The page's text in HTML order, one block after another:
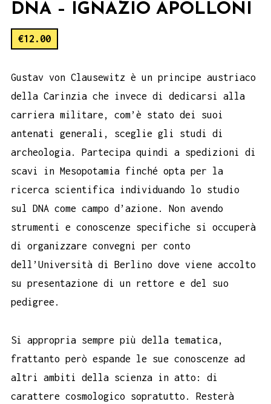
DNA – IGNAZIO APOLLONI
€12.00
Gustav von Clausewitz è un principe austriaco
della Carinzia che invece di dedicarsi alla
carriera militare, com’è stato dei suoi
antenati generali, sceglie gli studi di
archeologia. Partecipa quindi a spedizioni di
scavi in Mesopotamia finché opta per la
ricerca scientifica individuando lo studio
sul DNA come campo d’azione. Non avendo
strumenti e conoscenze specifiche si occuperà
di organizzare convegni per conto
dell’Università di Berlino dove viene accolto
su presentazione di un rettore e del suo
pedigree.
Si appropria sempre più della tematica,
frattanto però espande le sue conoscenze ad
altri ambiti della scienza in atto: di
carattere cosmologico sopratutto. Resterà